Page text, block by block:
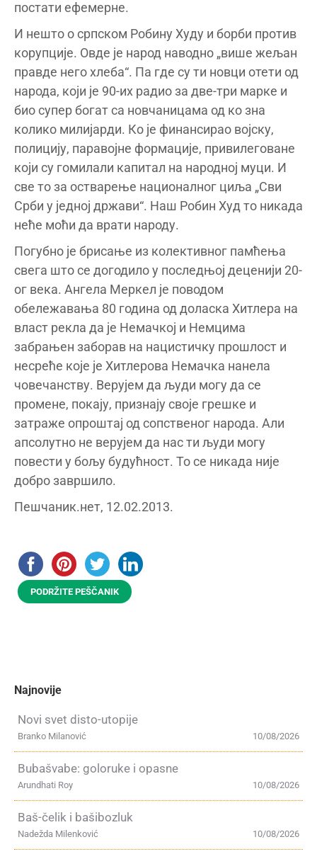
постати ефемерне.
И нешто о српском Робину Худу и борби против
корупције. Овде је народ наводно „више жељан
правде него хлеба“. Па где су ти новци отети од
народа, који је 90-их радио за две-три марке и
био супер богат са новчаницама од ко зна
колико милијарди. Ко је финансирао војску,
полицију, паравојне формације, привилеговане
који су гомилали капитал на народној муци. И
све то за остварење националног циља „Сви
Срби у једној држави“. Наш Робин Худ то никада
неће моћи да врати народу.
Погубно је брисање из колективног памћења
свега што се догодило у последњој деценији 20-
ог века. Ангела Меркел је поводом
обележавања 80 година од доласка Хитлера на
власт рекла да је Немачкој и Немцима
забрањен заборав на нацистичку прошлост и
несреће које је Хитлерова Немачка нанела
човечанству. Верујем да људи могу да се
промене, покају, признају своје грешке и
затраже опроштај од сопственог народа. Али
апсолутно не верујем да нас ти људи могу
повести у бољу будућност. То се никада није
добро завршило.
Пешчаник.нет, 12.02.2013.
PODRŽITE PEŠČANIK
Najnovije
Novi svet disto-utopije
10/08/2026
Branko Milanović
Bubašvabe: goloruke i opasne
10/08/2026
Arundhati Roy
Baš-čelik i bašibozluk
10/08/2026
Nadežda Milenković